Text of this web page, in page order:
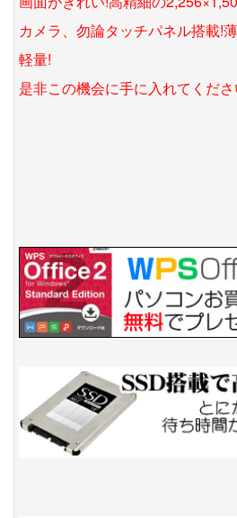
カメラ、勿論タッチパネル搭載!
軽量!
是非この機会に手に入れてくださ